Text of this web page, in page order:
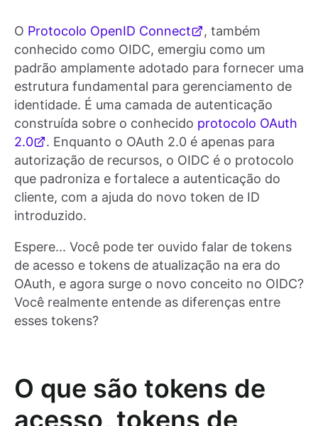
O Protocolo OpenID Connect
, também
conhecido como OIDC, emergiu como um
padrão amplamente adotado para fornecer uma
estrutura fundamental para gerenciamento de
identidade. É uma camada de autenticação
construída sobre o conhecido protocolo OAuth
2.0
. Enquanto o OAuth 2.0 é apenas para
autorização de recursos, o OIDC é o protocolo
que padroniza e fortalece a autenticação do
cliente, com a ajuda do novo token de ID
introduzido.
Espere... Você pode ter ouvido falar de tokens
de acesso e tokens de atualização na era do
OAuth, e agora surge o novo conceito no OIDC?
Você realmente entende as diferenças entre
esses tokens?
O que são tokens de